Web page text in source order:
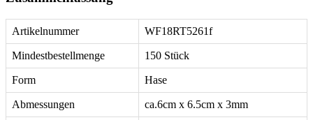
Artikelnummer WF18RT5261f
Mindestbestellmenge 150 Stück
Form Hase
Abmessungen ca.6cm x 6.5cm x 3mm